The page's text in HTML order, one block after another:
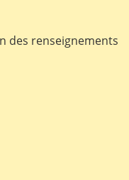
des renseignements